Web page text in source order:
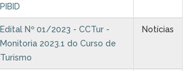
PIBID
Edital Nº 01/2023 - CCTur -
Monitoria 2023.1 do Curso de
Turismo
Notícias